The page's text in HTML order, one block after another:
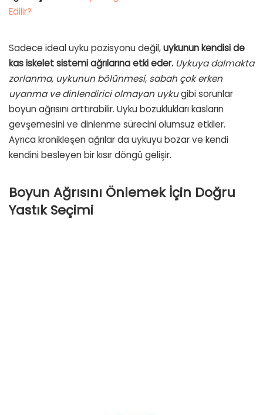
Edilir?
Sadece ideal uyku pozisyonu değil,uykunun kendisi de
kas iskelet sistemi ağrılarına etki eder. Uykuya dalmakta
zorlanma, uykunun bölünmesi, sabah çok erken
uyanma ve dinlendirici olmayan uykugibi sorunlar
boyun ağrısını arttırabilir. Uyku bozuklukları kasların
gevşemesini ve dinlenme sürecini olumsuz etkiler.
Ayrıca kronikleşen ağrılar da uykuyu bozar ve kendi
kendini besleyen bir kısır döngü gelişir.
Boyun Ağrısını Önlemek İçin Doğru
Yastık Seçimi